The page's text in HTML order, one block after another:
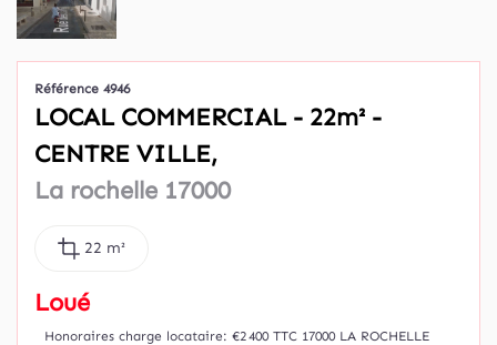
Référence 4946
LOCAL COMMERCIAL - 22m² -
CENTRE VILLE,
La rochelle 17000
22 m²
Loué
Honoraires charge locataire: €2 400 TTC 17000 LA ROCHELLE